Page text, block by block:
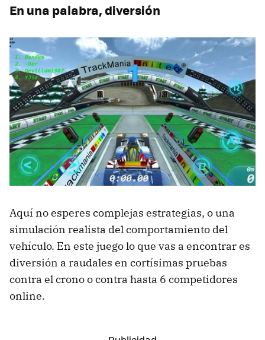
En una palabra, diversión
Aquí no esperes complejas estrategias, o una
simulación realista del comportamiento del
vehículo. En este juego lo que vas a encontrar es
diversión a raudales en cortísimas pruebas
contra el crono o contra hasta 6 competidores
online.